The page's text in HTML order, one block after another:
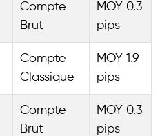
Compte
Brut
MOY 0.3
pips
Compte
Classique
MOY 1.9
pips
Compte
Brut
MOY 0.3
pips